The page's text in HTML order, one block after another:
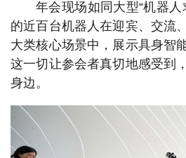
年会现场如同大型“机器
的近百台机器人在迎宾、交流
大类核心场景中，展示具身智
这一切让参会者真切地感受到
身边。